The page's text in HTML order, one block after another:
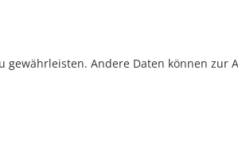
Andere Daten können zur